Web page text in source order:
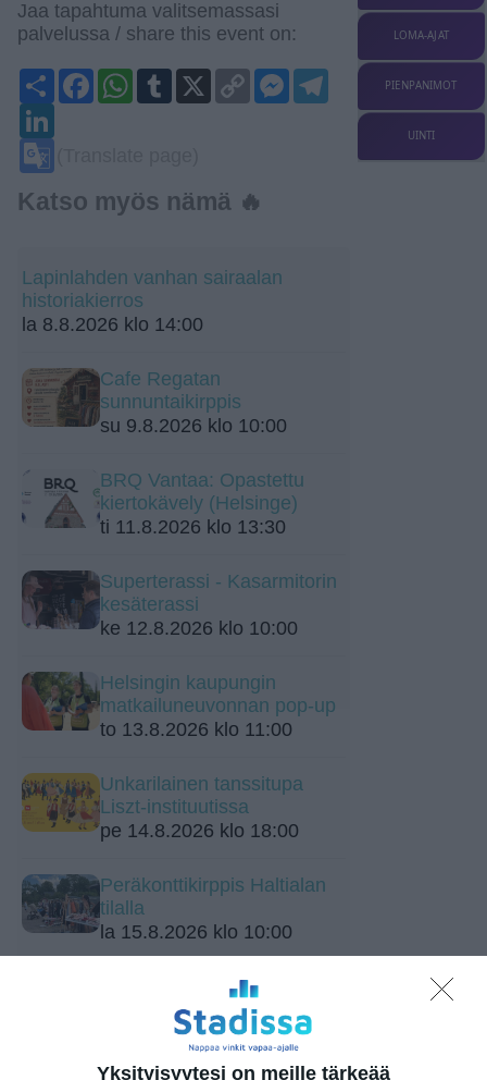
Yksityisyytesi on meille tärkeää
Jaa tapahtuma valitsemassasi
palvelussa / share this event on:
ShareFacebookWhatsApp
Tumblr
X
Copy
Link
MessengerTelegram
Katso myös nämä 🔥
Lapinlahden vanhan sairaalan
historiakierros
la 8.8.2026 klo 14:00
Cafe Regatan
sunnuntaikirppis
su 9.8.2026 klo 10:00
BRQ Vantaa: Opastettu
kiertokävely (Helsinge)
ti 11.8.2026 klo 13:30
Superterassi - Kasarmitorin
kesäterassi
ke 12.8.2026 klo 10:00
Helsingin kaupungin
matkailuneuvonnan pop-up
to 13.8.2026 klo 11:00
Unkarilainen tanssitupa
Liszt-instituutissa
pe 14.8.2026 klo 18:00
Peräkonttikirppis Haltialan
tilalla
la 15.8.2026 klo 10:00
peräkonttikirppis
su 16.8.2026 klo 09:00
LOMA-AJAT
PIENPANIMOT
UINTI